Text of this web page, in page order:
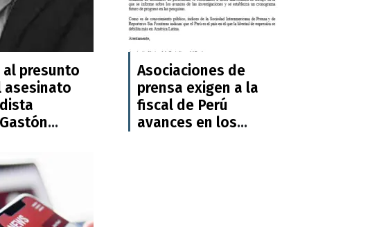
al presunto
asesinato
Asociaciones de
prensa exigen a la
fiscal de Perú
avances en los